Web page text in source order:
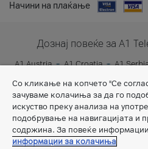
Начини на плаќање
Дознај повеќе за A1
A1 Austria A1 Croatia A1
A1 Slovenia
Со кликање на копчето "Се
зачуваме колачиња за да го
искуство преку анализа на
подобрување на навигацијата и
содржина. За повеќе
информации за колачиња